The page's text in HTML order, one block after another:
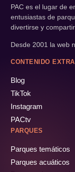
PAC es el lugar de
entusiastas de
divertirse y
Desde 2001 la web
CONTENIDO EXTRA
Blog
TikTok
Instagram
PACtv
PARQUES
Parques temáticos
Parques acuáticos